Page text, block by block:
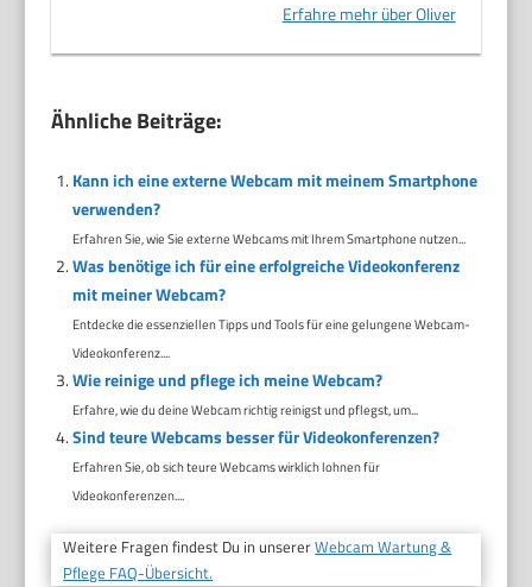
Erfahre mehr über Oliver
Ähnliche Beiträge:
Kann ich eine externe Webcam mit meinem Smartphone
verwenden?
Erfahren Sie, wie Sie externe Webcams mit Ihrem Smartphone nutzen...
Was benötige ich für eine erfolgreiche Videokonferenz
mit meiner Webcam?
Entdecke die essenziellen Tipps und Tools für eine gelungene Webcam-
Videokonferenz....
Wie reinige und pflege ich meine Webcam?
Erfahre, wie du deine Webcam richtig reinigst und pflegst, um...
Sind teure Webcams besser für Videokonferenzen?
Erfahren Sie, ob sich teure Webcams wirklich lohnen für
Videokonferenzen....
Weitere Fragen findest Du in unsererWebcam Wartung &
Pflege FAQ-Übersicht.